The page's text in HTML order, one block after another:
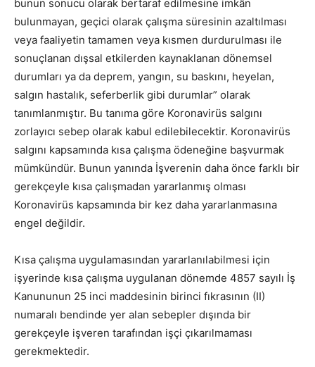
bunun sonucu olarak bertaraf edilmesine imkân
bulunmayan, geçici olarak çalışma süresinin azaltılması
veya faaliyetin tamamen veya kısmen durdurulması ile
sonuçlanan dışsal etkilerden kaynaklanan dönemsel
durumları ya da deprem, yangın, su baskını, heyelan,
salgın hastalık, seferberlik gibi durumlar” olarak
tanımlanmıştır. Bu tanıma göre Koronavirüs salgını
zorlayıcı sebep olarak kabul edilebilecektir. Koronavirüs
salgını kapsamında kısa çalışma ödeneğine başvurmak
mümkündür. Bunun yanında İşverenin daha önce farklı bir
gerekçeyle kısa çalışmadan yararlanmış olması
Koronavirüs kapsamında bir kez daha yararlanmasına
engel değildir.
Kısa çalışma uygulamasından yararlanılabilmesi için
işyerinde kısa çalışma uygulanan dönemde 4857 sayılı İş
Kanununun 25 inci maddesinin birinci fıkrasının (II)
numaralı bendinde yer alan sebepler dışında bir
gerekçeyle işveren tarafından işçi çıkarılmaması
gerekmektedir.